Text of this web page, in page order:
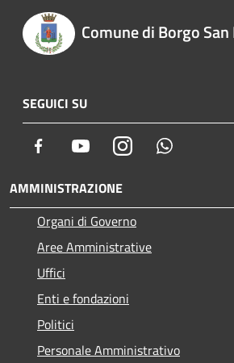
Comune di Borgo
SEGUICI SU
Facebook YoutubeInstagram
AMMINISTRAZIONE
Organi di Governo
Aree Amministrative
Uffici
Enti e fondazioni
Politici
Personale Amministrativo